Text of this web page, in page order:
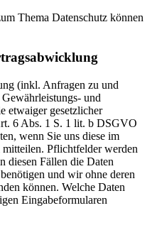
Thema Datenschutz können
(inkl. Anfragen zu und
und
etwaiger gesetzlicher
6 Abs. 1 S. 1 lit. b DSGVO
wenn Sie uns diese im
Pflichtfelder werden
diesen Fällen die Daten
und wir ohne deren
können. Welche Daten
Eingabeformularen